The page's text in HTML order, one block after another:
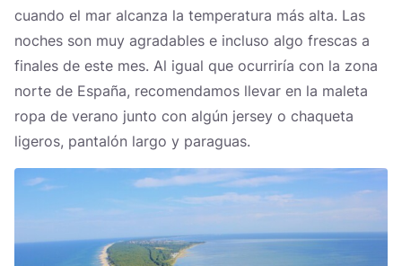
cuando el mar alcanza la temperatura más alta. Las
noches son muy agradables e incluso algo frescas a
finales de este mes. Al igual que ocurriría con la zona
norte de España, recomendamos llevar en la maleta
ropa de verano junto con algún jersey o chaqueta
ligeros, pantalón largo y paraguas.